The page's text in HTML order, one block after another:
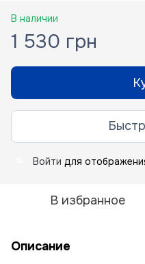
В наличии
1 530 грн
Войти для
В избранное
Описание